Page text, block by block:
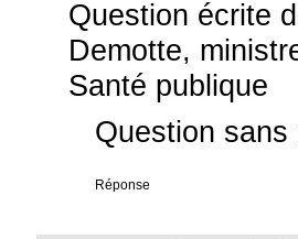
Question écrite
Demotte,
Santé publique
Question sans
Réponse